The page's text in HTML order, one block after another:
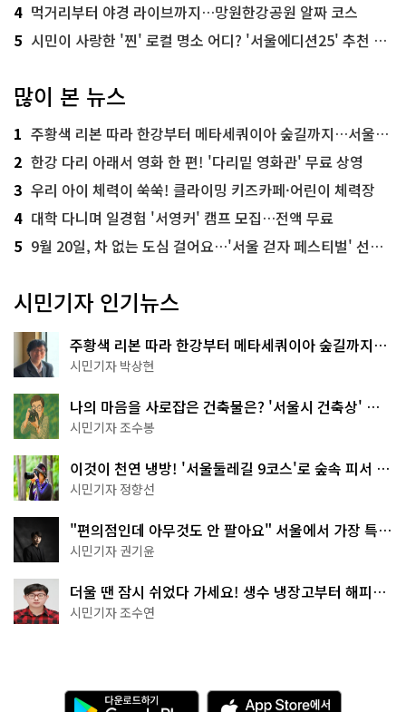
4 먹거리부터 야경 라이브까지…망원한강공원 알짜 코스
5 시민이 사랑한 '찐' 로컬 명소 어디? '서울에디션25' 추천 코스
많이 본 뉴스
1 주황색 리본 따라 한강부터 메타세쿼이아 숲길까지…서울둘레길 15코스
2 한강 다리 아래서 영화 한 편! '다리밑 영화관' 무료 상영
3 우리 아이 체력이 쑥쑥! 클라이밍 키즈카페·어린이 체력장
4 대학 다니며 일경험 '서영커' 캠프 모집…전액 무료
5 9월 20일, 차 없는 도심 걸어요…'서울 걷자 페스티벌' 선착순 5천명
시민기자 인기뉴스
주황색 리본 따라 한강부터 메타세쿼이아 숲길까지…
서울둘레길 15코스
시민기자 박상현
나의 마음을 사로잡은 건축물은? '서울시 건축상' 수
상작 공개!
시민기자 조수봉
이것이 천연 냉방! '서울둘레길 9코스'로 숲속 피서 떠
나볼까
시민기자 정향선
"편의점인데 아무것도 안 팔아요" 서울에서 가장 특별
한 편의점의 정체
시민기자 권기윤
더울 땐 잠시 쉬었다 가세요! 생수 냉장고부터 해피소
·무더위쉼터까지
시민기자 조수연
다 A